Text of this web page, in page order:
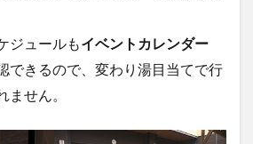
ジュールもイベントカレンダー
できるので、変わり湯目当てで行
ません。